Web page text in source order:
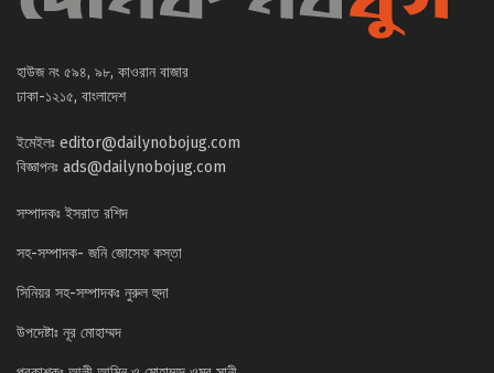
হাউজ নং ৫৯৪, ৯৮, কাওরান বাজার
ঢাকা-১২১৫, বাংলাদেশ
ইমেইলঃ editor@dailynobojug.com
বিজ্ঞাপনঃ ads@dailynobojug.com
সম্পাদকঃ ইসরাত রশিদ
সহ-সম্পাদক- জনি জোসেফ কস্তা
সিনিয়র সহ-সম্পাদকঃ নুরুল হুদা
উপদেষ্টাঃ নূর মোহাম্মদ